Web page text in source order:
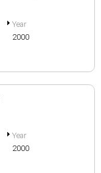
Year
2000
Year
2000